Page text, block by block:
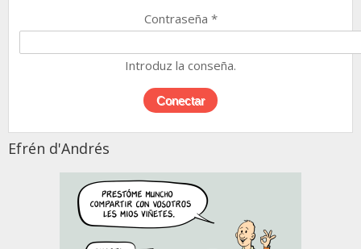
Contraseña *
Introduz la conseña.
Efrén d'Andrés